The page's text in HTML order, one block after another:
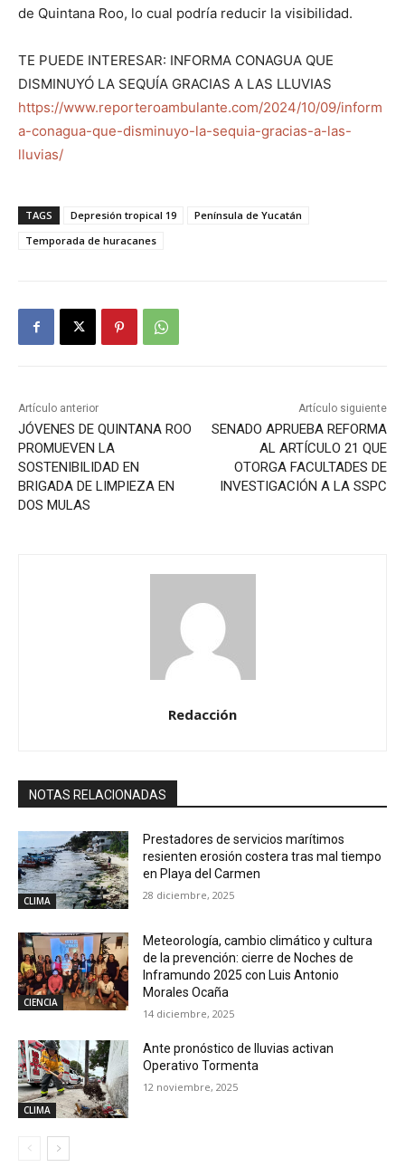
de Quintana Roo, lo cual podría reducir la visibilidad.
TE PUEDE INTERESAR: INFORMA CONAGUA QUE
DISMINUYÓ LA SEQUÍA GRACIAS A LAS LLUVIAS
https://www.reporteroambulante.com/2024/10/09/inform
a-conagua-que-disminuyo-la-sequia-gracias-a-las-
lluvias/
TAGS Depresión tropical 19
Península de Yucatán
Temporada de huracanes
Artículo anterior
JÓVENES DE QUINTANA ROO
PROMUEVEN LA
SOSTENIBILIDAD EN
BRIGADA DE LIMPIEZA EN
DOS MULAS
Artículo siguiente
SENADO APRUEBA REFORMA
AL ARTÍCULO 21 QUE
OTORGA FACULTADES DE
INVESTIGACIÓN A LA SSPC
Redacción
NOTAS RELACIONADAS
CLIMA
Prestadores de servicios marítimos
resienten erosión costera tras mal tiempo
en Playa del Carmen
28 diciembre, 2025
CIENCIA
Meteorología, cambio climático y cultura
de la prevención: cierre de Noches de
Inframundo 2025 con Luis Antonio
Morales Ocaña
14 diciembre, 2025
CLIMA
Ante pronóstico de lluvias activan
Operativo Tormenta
12 noviembre, 2025